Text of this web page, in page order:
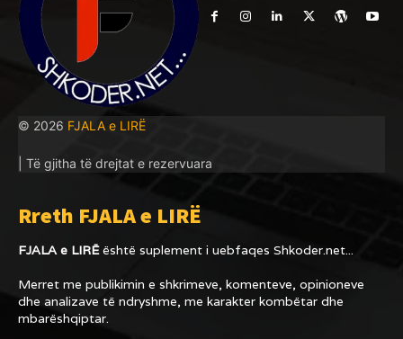
© 2026 FJALA e LIRË
| Të gjitha të drejtat e rezervuara
Rreth FJALA e LIRË
FJALA e LIRËështë suplement i uebfaqes Shkoder.net...
Merret me publikimin e shkrimeve, komenteve, opinioneve
dhe analizave të ndryshme, me karakter kombëtar dhe
mbarëshqiptar.